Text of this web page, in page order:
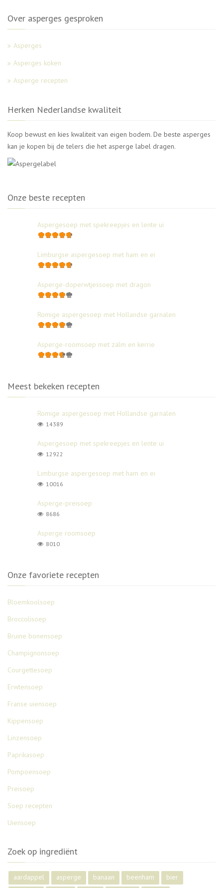
Over asperges gesproken
Asperges
Asperges koken
Asperge recepten
Herken Nederlandse kwaliteit
Koop bewust en kies kwaliteit van eigen bodem. De beste asperges
kan je kopen bij de telers die het asperge label dragen.
Onze beste recepten
Aspergesoep met spekreepjes en lente ui
Limburgse aspergesoep met ham en ei
Asperge-doperwtjessoep met dragon
Romige aspergesoep met Hollandse garnalen
Asperge-roomsoep met zalm en kerrie
Meest bekeken recepten
Romige aspergesoep met Hollandse garnalen
14389
Aspergesoep met spekreepjes en lente ui
12922
Limburgse aspergesoep met ham en ei
10016
Asperge-preisoep
8686
Asperge roomsoep
8010
Onze favoriete recepten
Bloemkoolsoep
Broccolisoep
Bruine bonensoep
Champignonsoep
Courgettesoep
Erwtensoep
Franse uiensoep
Kippensoep
Linzensoep
Paprikasoep
Pompoensoep
Preisoep
Soep recepten
Uiensoep
Zoek op ingrediënt
aardappel asperge banaan beenham bier